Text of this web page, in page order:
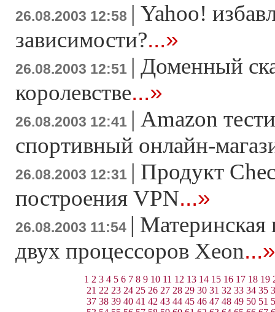
26.08.2003 12:58 | Yahoo!
зависимости?...»
26.08.2003 12:51 | Доменный
королевстве...»
26.08.2003 12:41 | Amazon
спортивный онлайн-
26.08.2003 12:31 | Продукт
построения VPN...»
26.08.2003 11:54 | Материнская
двух процессоров Xeon...»
1 2 3 4 5 6 7 8 9 10 11 12 13 14 15 16 17 18 19
21 22 23 24 25 26 27 28 29 30 31 32 33 34 35
37 38 39 40 41 42 43 44 45 46 47 48 49 50 51